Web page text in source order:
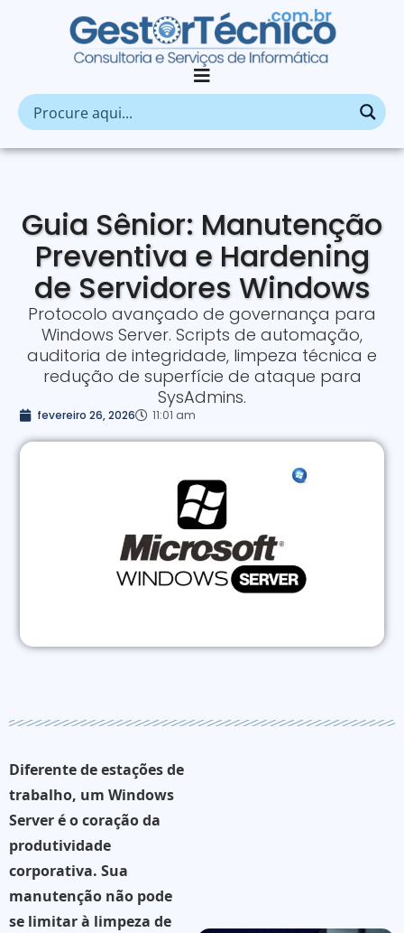
Guia Sênior: Manutenção
Preventiva e Hardening
de Servidores Windows
Protocolo avançado de governança para
Windows Server. Scripts de automação,
auditoria de integridade, limpeza técnica e
redução de superfície de ataque para
SysAdmins.
fevereiro 26, 2026 11:01 am
Diferente de estações de
trabalho, um Windows
Serveré o coração da
produtividade
corporativa. Sua
manutenção não pode
se limitar à limpeza de